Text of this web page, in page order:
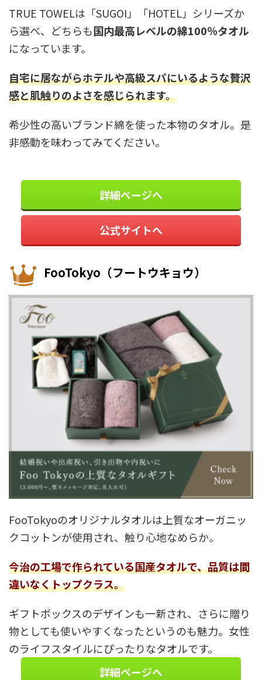
TRUE TOWELは「SUGOI」「HOTEL」シリーズか
ら選べ、どちらも国内最高レベルの綿100％タオル
になっています。
自宅に居ながらホテルや高級スパにいるような贅沢
感と肌触りのよさを感じられます。
希少性の高いブランド綿を使った本物のタオル。是
非感動を味わってみてください。
詳細ページへ
公式サイトへ
FooTokyo（フートウキョウ）
FooTokyoのオリジナルタオルは上質なオーガニッ
クコットンが使用され、触り心地なめらか。
今治の工場で作られている国産タオルで、品質は間
違いなくトップクラス。
ギフトボックスのデザインも一新され、さらに贈り
物としても使いやすくなったというのも魅力。女性
のライフスタイルにぴったりなタオルです。
詳細ページへ